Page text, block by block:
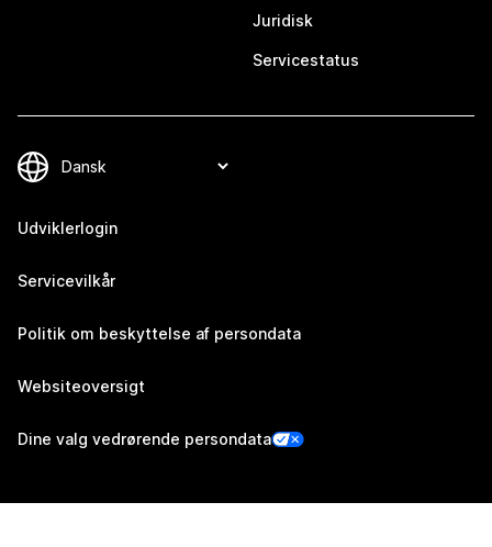
Juridisk
Servicestatus
Udviklerlogin
Servicevilkår
Politik om beskyttelse af persondata
Websiteoversigt
Dine valg vedrørende persondata